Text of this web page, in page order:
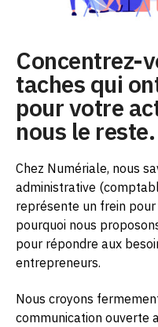
Concentrez-
taches qui
pour votre
nous le reste.
Chez Numériale, nous
administrative
représente un frein
pourquoi nous
pour répondre aux
entrepreneurs.
Nous croyons
communication ouverte